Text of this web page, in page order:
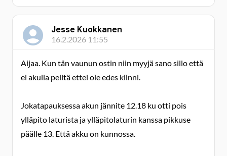
Jesse Kuokkanen
16.2.2026 11:55
Aijaa. Kun tän vaunun ostin niin myyjä sano sillo että
ei akulla pelitä ettei ole edes kiinni.
Jokatapauksessa akun jännite 12.18 ku otti pois
ylläpito laturista ja ylläpitolaturin kanssa pikkuse
päälle 13. Että akku on kunnossa.